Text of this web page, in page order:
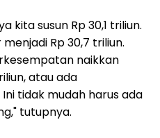
kita susun Rp 30,1 triliun.
Rp 30,7 triliun.
naikkan
atau ada
tidak mudah harus ada
tutupnya.